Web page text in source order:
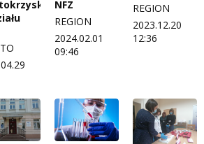
NFZ
REGION
2024.02.01
09:46
REGION
2023.12.20
12:36